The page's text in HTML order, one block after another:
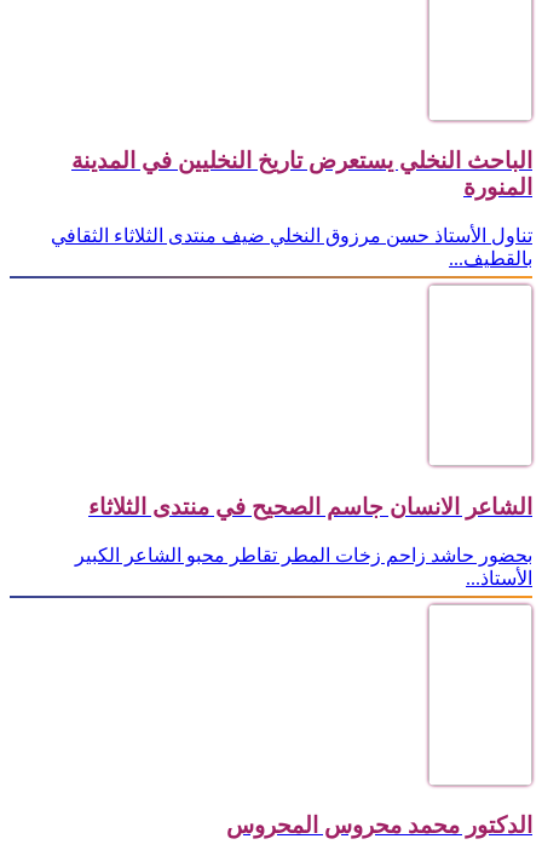
الباحث النخلي يستعرض تاريخ النخليين في المدينة
المنورة
تناول الأستاذ حسن مرزوق النخلي ضيف منتدى الثلاثاء الثقافي
بالقطيف...
الشاعر الانسان جاسم الصحيح في منتدى الثلاثاء
بحضور حاشد زاحم زخات المطر تقاطر محبو الشاعر الكبير
الأستاذ...
الدكتور محمد محروس المحروس